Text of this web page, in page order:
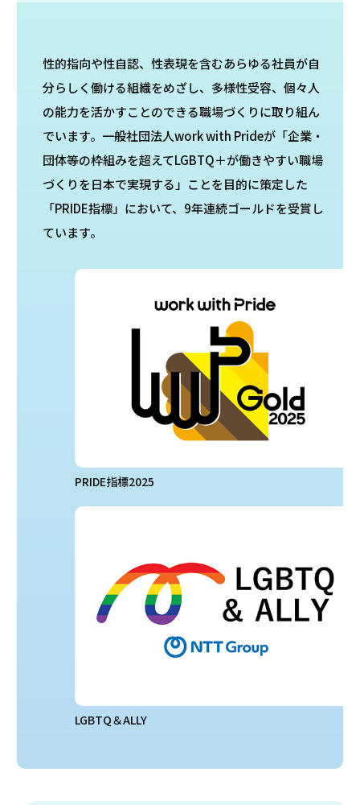
性的指向や性自認、性表現を含むあらゆる社員が自
分らしく働ける組織をめざし、多様性受容、個々人
の能力を活かすことのできる職場づくりに取り組ん
でいます。一般社団法人work with Prideが「企業・
団体等の枠組みを超えてLGBTQ＋が働きやすい職場
づくりを日本で実現する」ことを目的に策定した
「PRIDE指標」において、9年連続ゴールドを受賞し
ています。
PRIDE指標2025
LGBTQ＆ALLY